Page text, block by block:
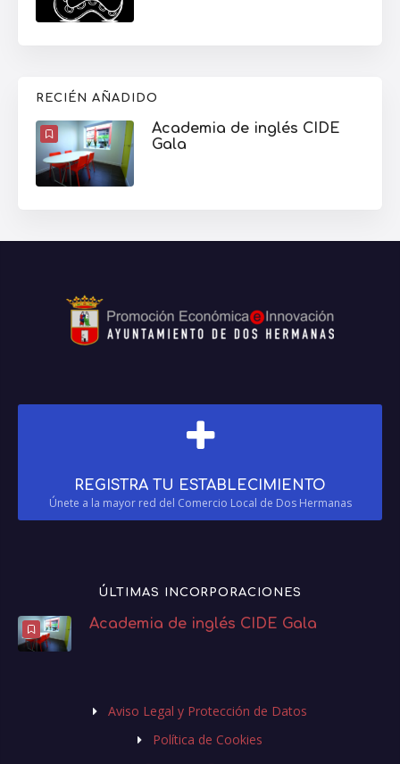
RECIÉN AÑADIDO
Academia de inglés CIDE
Gala
REGISTRA TU ESTABLECIMIENTO
Únete a la mayor red del Comercio Local de Dos Hermanas
ÚLTIMAS INCORPORACIONES
Academia de inglés CIDE Gala
Aviso Legal y Protección de Datos
Política de Cookies